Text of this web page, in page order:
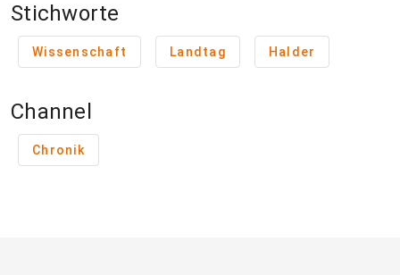
Stichworte
Wissenschaft Landtag Halder
Channel
Chronik